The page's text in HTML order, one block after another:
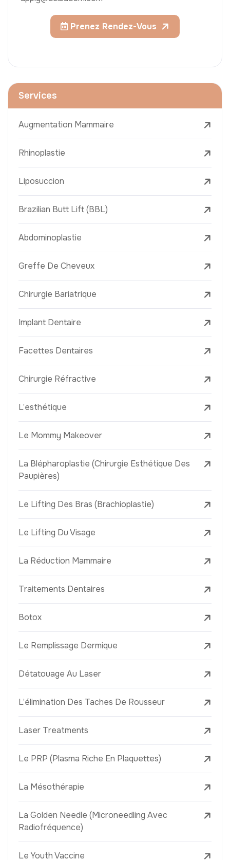
Prenez Rendez-Vous
Services
Augmentation Mammaire
Rhinoplastie
Liposuccion
Brazilian Butt Lift (BBL)
Abdominoplastie
Greffe De Cheveux
Chirurgie Bariatrique
Implant Dentaire
Facettes Dentaires
Chirurgie Réfractive
L’esthétique
Le Mommy Makeover
La Blépharoplastie (Chirurgie Esthétique Des
Paupières)
Le Lifting Des Bras (Brachioplastie)
Le Lifting Du Visage
La Réduction Mammaire
Traitements Dentaires
Botox
Le Remplissage Dermique
Détatouage Au Laser
L’élimination Des Taches De Rousseur
Laser Treatments
Le PRP (Plasma Riche En Plaquettes)
La Mésothérapie
La Golden Needle (Microneedling Avec
Radiofréquence)
Le Youth Vaccine